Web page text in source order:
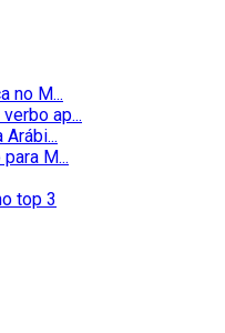
no M...
ap...
M...
top 3